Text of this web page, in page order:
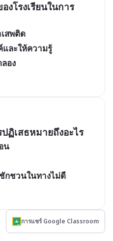
งโรงเรียนในการ
สพติด
ละให้ความรู้
อง
ฏิเสธหมายถึงอะไร
น
กชวนในทางไม่ดี
การแชร์ Google Classroom